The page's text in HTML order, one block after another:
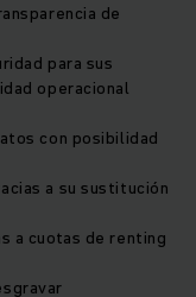
de
para sus
operacional
con posibilidad
a su sustitución
a cuotas de renting